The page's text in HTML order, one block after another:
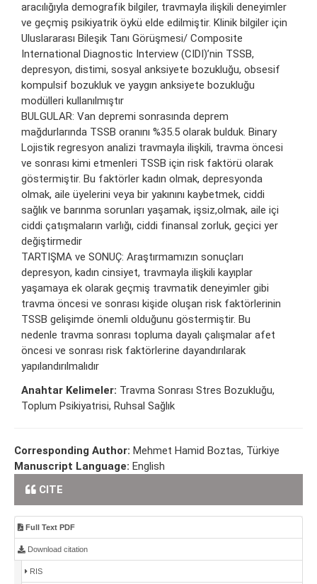
aracılığıyla demografik bilgiler, travmayla ilişkili deneyimler
ve geçmiş psikiyatrik öykü elde edilmiştir. Klinik bilgiler için
Uluslararası Bileşik Tanı Görüşmesi/ Composite
International Diagnostic Interview (CIDI)’nin TSSB,
depresyon, distimi, sosyal anksiyete bozukluğu, obsesif
kompulsif bozukluk ve yaygın anksiyete bozukluğu
modülleri kullanılmıştır
BULGULAR: Van depremi sonrasında deprem
mağdurlarında TSSB oranını %35.5 olarak bulduk. Binary
Lojistik regresyon analizi travmayla ilişkili, travma öncesi
ve sonrası kimi etmenleri TSSB için risk faktörü olarak
göstermiştir. Bu faktörler kadın olmak, depresyonda
olmak, aile üyelerini veya bir yakınını kaybetmek, ciddi
sağlık ve barınma sorunları yaşamak, işsiz,olmak, aile içi
ciddi çatışmaların varlığı, ciddi finansal zorluk, geçici yer
değiştirmedir
TARTIŞMA ve SONUÇ: Araştırmamızın sonuçları
depresyon, kadın cinsiyet, travmayla ilişkili kayıplar
yaşamaya ek olarak geçmiş travmatik deneyimler gibi
travma öncesi ve sonrası kişide oluşan risk faktörlerinin
TSSB gelişimde önemli olduğunu göstermiştir. Bu
nedenle travma sonrası topluma dayalı çalışmalar afet
öncesi ve sonrası risk faktörlerine dayandırılarak
yapılandırılmalıdır
Anahtar Kelimeler: Travma Sonrası Stres Bozukluğu,
Toplum Psikiyatrisi, Ruhsal Sağlık
Corresponding Author: Mehmet Hamid Boztas, Türkiye
Manuscript Language: English
CITE
Full Text PDF
Download citation
RIS